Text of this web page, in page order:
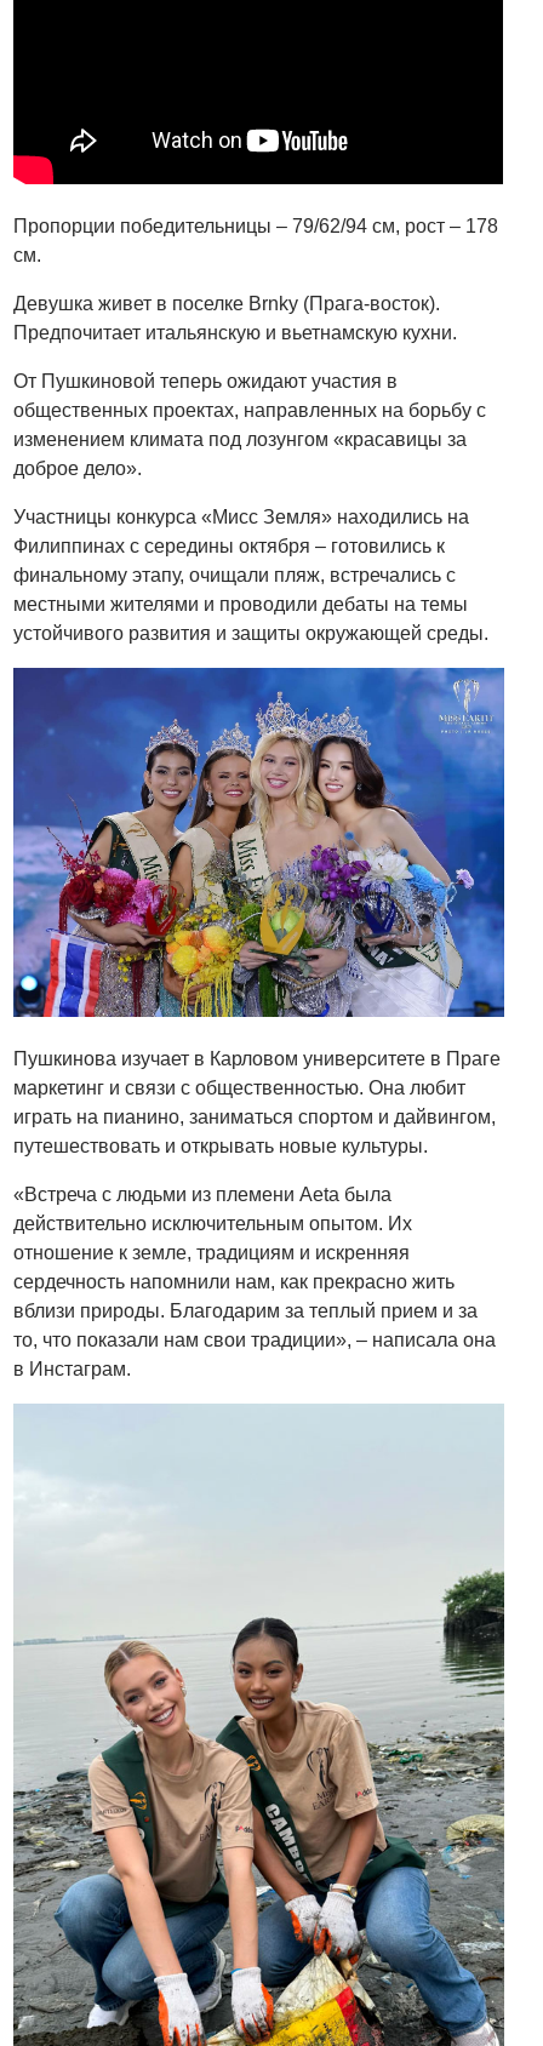
Пропорции победительницы – 79/62/94 см, рост – 178
см.
Девушка живет в поселке Brnky (Прага-восток).
Предпочитает итальянскую и вьетнамскую кухни.
От Пушкиновой теперь ожидают участия в
общественных проектах, направленных на борьбу с
изменением климата под лозунгом «красавицы за
доброе дело».
Участницы конкурса «Мисс Земля» находились на
Филиппинах с середины октября – готовились к
финальному этапу, очищали пляж, встречались с
местными жителями и проводили дебаты на темы
устойчивого развития и защиты окружающей среды.
Пушкинова изучает в Карловом университете в Праге
маркетинг и связи с общественностью. Она любит
играть на пианино, заниматься спортом и дайвингом,
путешествовать и открывать новые культуры.
«Встреча с людьми из племени Aeta была
действительно исключительным опытом. Их
отношение к земле, традициям и искренняя
сердечность напомнили нам, как прекрасно жить
вблизи природы. Благодарим за теплый прием и за
то, что показали нам свои традиции», – написала она
в Инстаграм.